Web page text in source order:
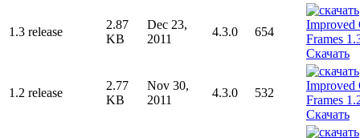
1.3 release
2.87
KB
Dec 23,
2011
4.3.0
654
Скачать
1.2 release
2.77
KB
Nov 30,
2011
4.3.0
532
Скачать